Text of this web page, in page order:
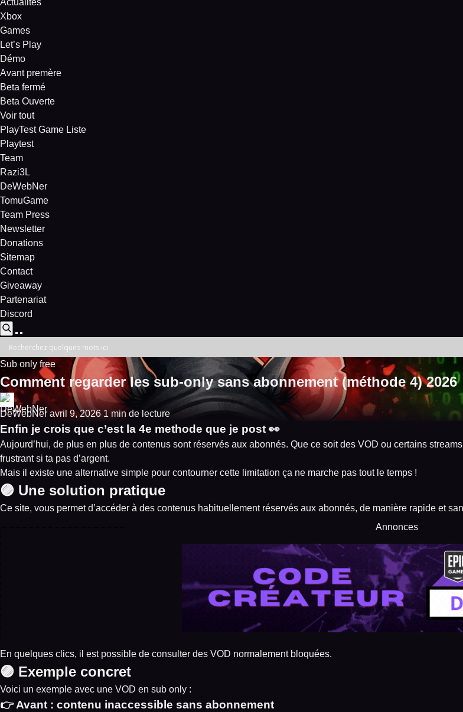
Actualités
Xbox
Games
Let’s Play
Démo
Avant premère
Beta fermé
Beta Ouverte
Voir tout
PlayTest Game Liste
Playtest
Team
Razi3L
DeWebNer
TomuGame
Team Press
Newsletter
Donations
Sitemap
Contact
Giveaway
Partenariat
Discord
Sub only free
Comment regarder les sub-only sans abonnement (méthode 4) 2026
DeWebNer avril 9, 2026 1 min de lecture
Enfin je crois que c’est la 4e methode que je post 👀
Aujourd’hui, de plus en plus de contenus sont réservés aux abonnés. Que ce soit des VOD ou certains
frustrant si ta pas d’argent.
Mais il existe une alternative simple pour contourner cette limitation ça ne marche pas tout le temps !
🟣 Une solution pratique
Ce site, vous permet d’accéder à des contenus habituellement réservés aux abonnés, de manière rapide et
Annonces
En quelques clics, il est possible de consulter des VOD normalement bloquées.
🟣 Exemple concret
Voici un exemple avec une VOD en sub only :
👉 Avant : contenu inaccessible sans abonnement